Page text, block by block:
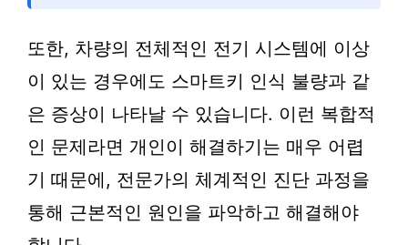
또한, 차량의 전체적인 전기 시스템에 이상
이 있는 경우에도 스마트키 인식 불량과 같
은 증상이 나타날 수 있습니다. 이런 복합적
인 문제라면 개인이 해결하기는 매우 어렵
기 때문에, 전문가의 체계적인 진단 과정을
통해 근본적인 원인을 파악하고 해결해야